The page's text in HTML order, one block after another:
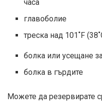
часа
главоболие
треска над 101˚F
болка или усещане
болка в гърдите
Можете да резервирате